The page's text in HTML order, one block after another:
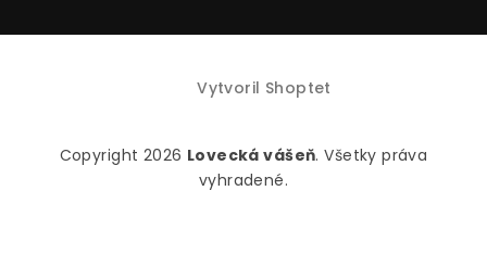
Vytvoril Shoptet
Copyright 2026 Lovecká vášeň. Všetky práva
vyhradené.